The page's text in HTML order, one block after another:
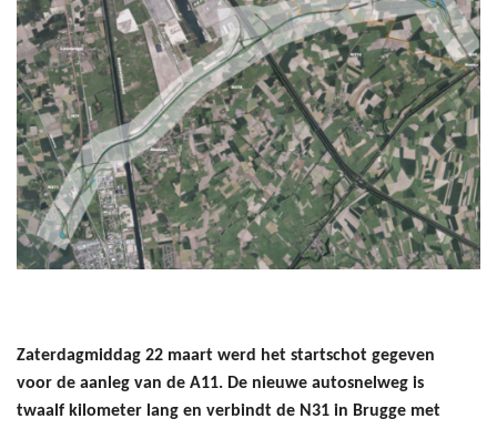
Zaterdagmiddag 22 maart werd het startschot gegeven
voor de aanleg van de A11. De nieuwe autosnelweg is
twaalf kilometer lang en verbindt de N31 in Brugge met